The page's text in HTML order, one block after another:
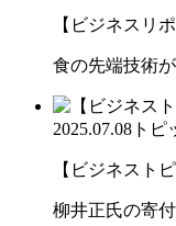
【ビジネスリ
食の先端技術
2025.07.08 トピ
【ビジネスト
柳井正氏の寄